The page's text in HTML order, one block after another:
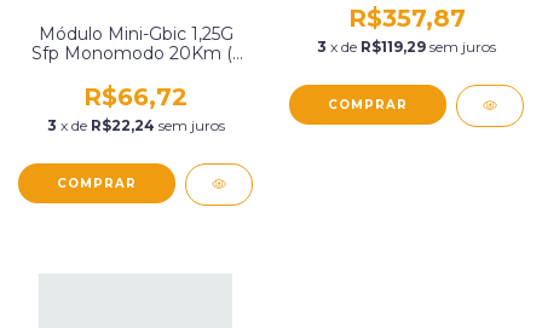
Módulo Mini-Gbic 1,25G
Sfp Monomodo 20Km (1
R$66,72
3 x de R$22,24 sem juros
Intelbras 4780032
R$357,87
3 x de R$119,29 sem juros